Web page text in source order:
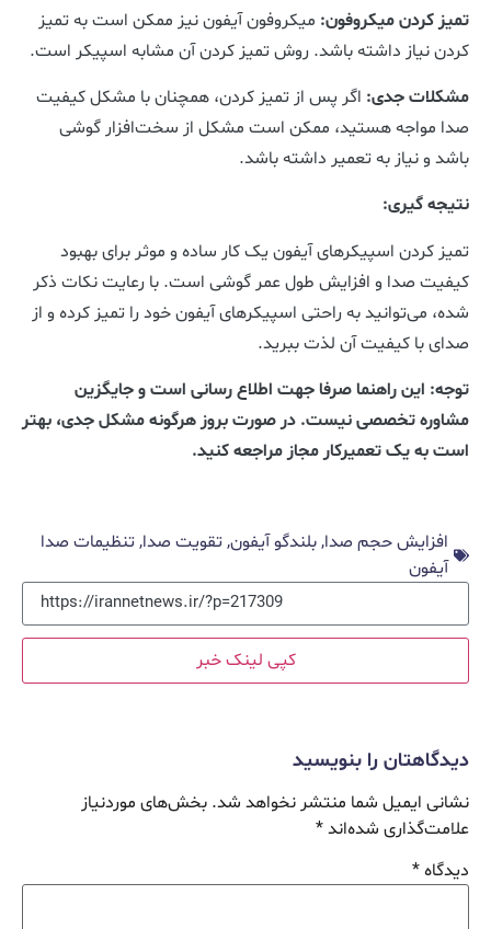
تمیز کردن میکروفون:میکروفون آیفون نیز ممکن است به تمیز
کردن نیاز داشته باشد. روش تمیز کردن آن مشابه اسپیکر است.
مشکلات جدی:اگر پس از تمیز کردن، همچنان با مشکل کیفیت
صدا مواجه هستید، ممکن است مشکل از سخت‌افزار گوشی
باشد و نیاز به تعمیر داشته باشد.
نتیجه گیری:
تمیز کردن اسپیکرهای آیفون یک کار ساده و موثر برای بهبود
کیفیت صدا و افزایش طول عمر گوشی است. با رعایت نکات ذکر
شده، می‌توانید به راحتی اسپیکرهای آیفون خود را تمیز کرده و از
صدای با کیفیت آن لذت ببرید.
توجه: این راهنما صرفا جهت اطلاع رسانی است و جایگزین
مشاوره تخصصی نیست. در صورت بروز هرگونه مشکل جدی، بهتر
است به یک تعمیرکار مجاز مراجعه کنید.
افزایش حجم صدا,بلندگو آیفون,تقویت صدا,تنظیمات صدا
آیفون
کپی لینک خبر
دیدگاهتان را بنویسید
نشانی ایمیل شما منتشر نخواهد شد.بخش‌های موردنیاز
علامت‌گذاری شده‌اند*
دیدگاه*